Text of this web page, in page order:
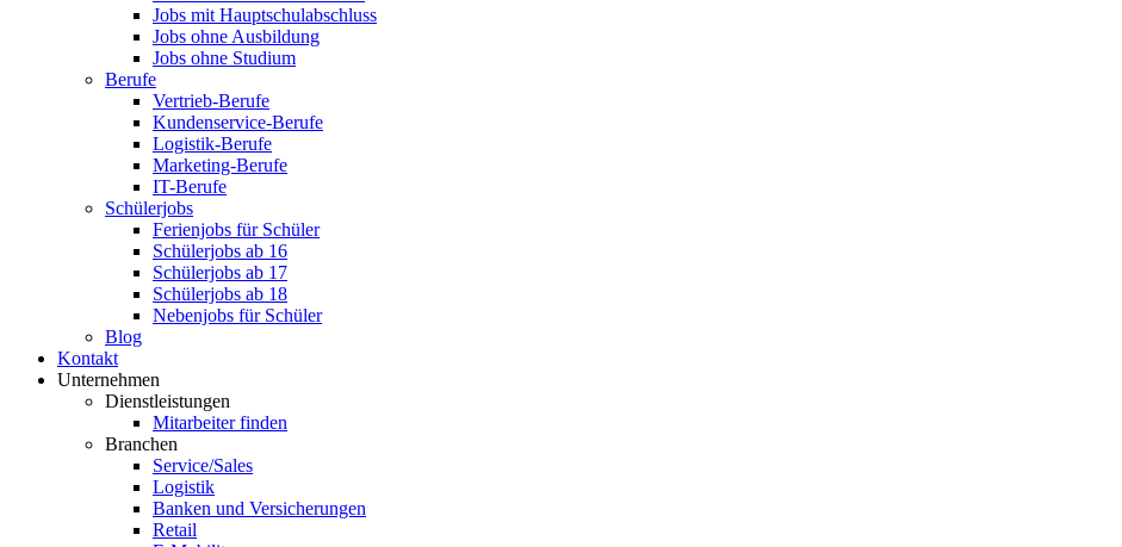
Jobs mit Hauptschulabschluss
Jobs ohne Ausbildung
Jobs ohne Studium
Berufe
Vertrieb-Berufe
Kundenservice-Berufe
Logistik-Berufe
Marketing-Berufe
IT-Berufe
Schülerjobs
Ferienjobs für Schüler
Schülerjobs ab 16
Schülerjobs ab 17
Schülerjobs ab 18
Nebenjobs für Schüler
Blog
Kontakt
Unternehmen
Dienstleistungen
Mitarbeiter finden
Branchen
Service/Sales
Logistik
Banken und Versicherungen
Retail